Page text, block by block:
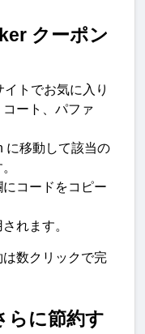
クーポン
トでお気に入り
ート、パファ
に移動して該当の
コードをコピー
れます。
数クリックで完
らに節約す